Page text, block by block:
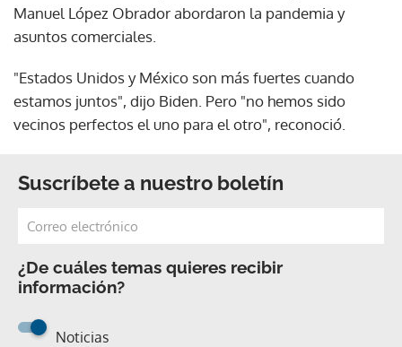
Manuel López Obrador abordaron la pandemia y
asuntos comerciales.
"Estados Unidos y México son más fuertes cuando
estamos juntos", dijo Biden. Pero "no hemos sido
vecinos perfectos el uno para el otro", reconoció.
Suscríbete a nuestro boletín
¿De cuáles temas quieres recibir
información?
Noticias